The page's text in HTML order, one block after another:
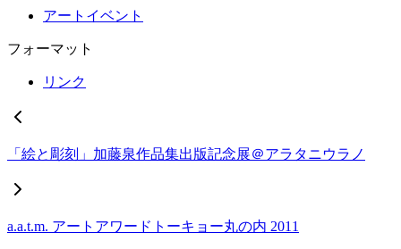
アートイベント
フォーマット
リンク
「絵と彫刻」加藤泉作品集出版記念展＠アラタニウラノ
a.a.t.m. アートアワードトーキョー丸の内 2011